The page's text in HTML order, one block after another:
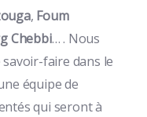
, Foum
Chebbi… . Nous
faire dans le
équipe de
qui seront à